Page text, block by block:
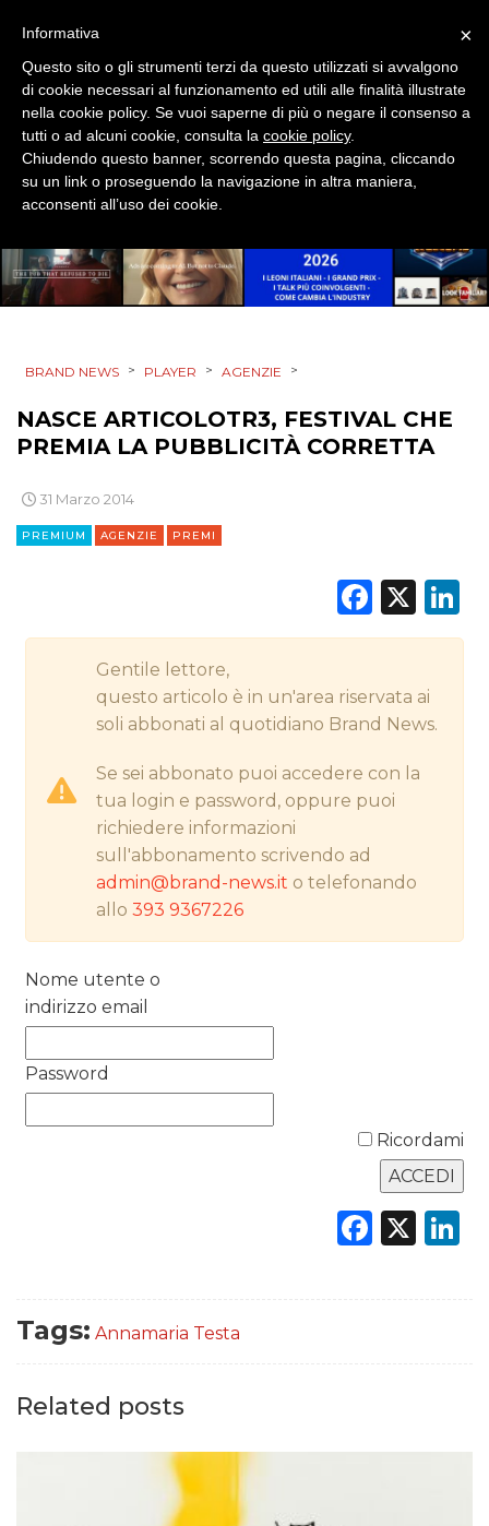
SPONSOR
DESIGN
EVENTI
MOBILE
PROMOZIONI
PRODOTTI
DIGITALE
EDITORIA
ESTERNA
RADIO / AUDIO
DATI
CASE HISTORY
OPINIONI
BRAND NEWS > PLAYER > AGENZIE >
NASCE ARTICOLOTR3, FESTIVAL CHE
PREMIA LA PUBBLICITÀ CORRETTA
31 Marzo 2014
PREMIUM AGENZIE PREMI
X
Gentile lettore,
questo articolo è in un'area riservata ai
soli abbonati al quotidiano Brand News.
Se sei abbonato puoi accedere con la
tua login e password, oppure puoi
richiedere informazioni
sull'abbonamento scrivendo ad
admin@brand-news.it o telefonando
allo393 9367226
Nome utente o
indirizzo email
Password
Ricordami
X
Tags: Annamaria Testa
Related posts
×
Informativa
Questo sito o gli strumenti terzi da questo utilizzati si avvalgono
di cookie necessari al funzionamento ed utili alle finalità illustrate
nella cookie policy. Se vuoi saperne di più o negare il consenso a
tutti o ad alcuni cookie, consulta la cookie policy.
Chiudendo questo banner, scorrendo questa pagina, cliccando
su un link o proseguendo la navigazione in altra maniera,
acconsenti all’uso dei cookie.